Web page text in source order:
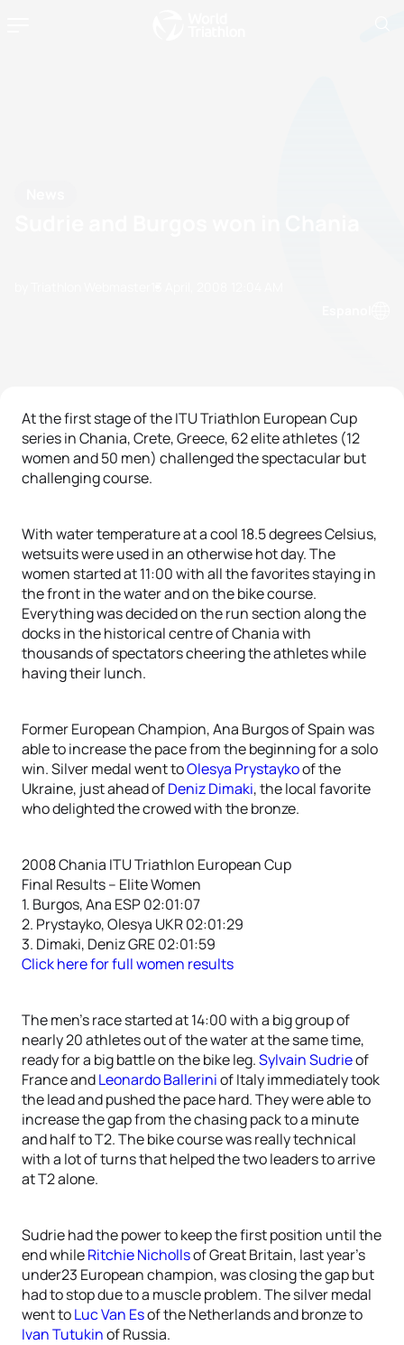
At the first stage of the ITU Triathlon European Cup
series in Chania, Crete, Greece, 62 elite athletes (12
women and 50 men) challenged the spectacular but
challenging course.
With water temperature at a cool 18.5 degrees Celsius,
wetsuits were used in an otherwise hot day. The
women started at 11:00 with all the favorites staying in
the front in the water and on the bike course.
Everything was decided on the run section along the
docks in the historical centre of Chania with
thousands of spectators cheering the athletes while
having their lunch.
Former European Champion, Ana Burgos of Spain was
able to increase the pace from the beginning for a solo
win. Silver medal went toOlesya Prystaykoof the
Ukraine, just ahead ofDeniz Dimaki, the local favorite
who delighted the crowed with the bronze.
2008 Chania ITU Triathlon European Cup
Final Results – Elite Women
1. Burgos, Ana ESP 02:01:07
2. Prystayko, Olesya UKR 02:01:29
3. Dimaki, Deniz GRE 02:01:59
Click here for full women results
The men’s race started at 14:00 with a big group of
nearly 20 athletes out of the water at the same time,
ready for a big battle on the bike leg.Sylvain Sudrieof
France andLeonardo Balleriniof Italy immediately took
the lead and pushed the pace hard. They were able to
increase the gap from the chasing pack to a minute
and half to T2. The bike course was really technical
with a lot of turns that helped the two leaders to arrive
at T2 alone.
Sudrie had the power to keep the first position until the
end whileRitchie Nichollsof Great Britain, last year’s
under23 European champion, was closing the gap but
had to stop due to a muscle problem. The silver medal
went toLuc Van Esof the Netherlands and bronze to
Ivan Tutukinof Russia.